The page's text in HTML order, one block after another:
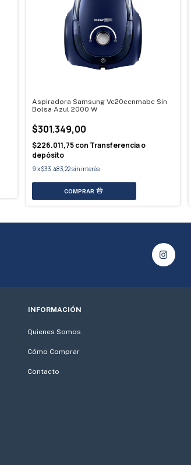
Aspiradora Samsung Vc20ccnmabc Sin
Bolsa Azul 2000 W
$301.349,00
$226.011,75con Transferencia o
depósito
9 x$33.483,22sin interés
INFORMACIÓN
Quienes Somos
Cómo Comprar
Contacto